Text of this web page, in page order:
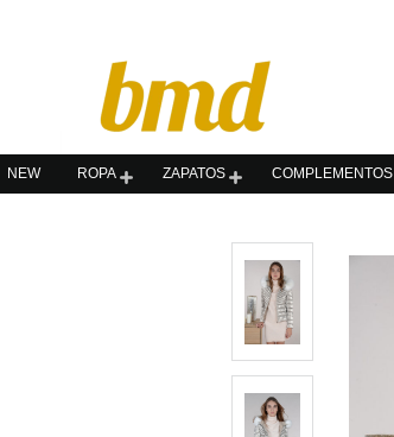
NEW ROPA ZAPATOS COMPLEMENTOS